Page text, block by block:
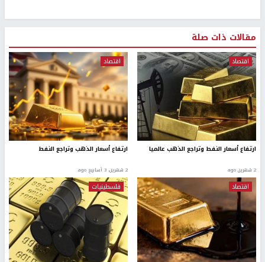
مقالات ذات صلة
اقتصاد
ارتفاع أسعار النفط وتراجع الذهب عالميا
2 شهرين ago
اقتصاد
ارتفاع أسعار الذهب وتراجع النفط
2 شهرين، 3 أسابيع ago
اقتصاد فلسطينيات